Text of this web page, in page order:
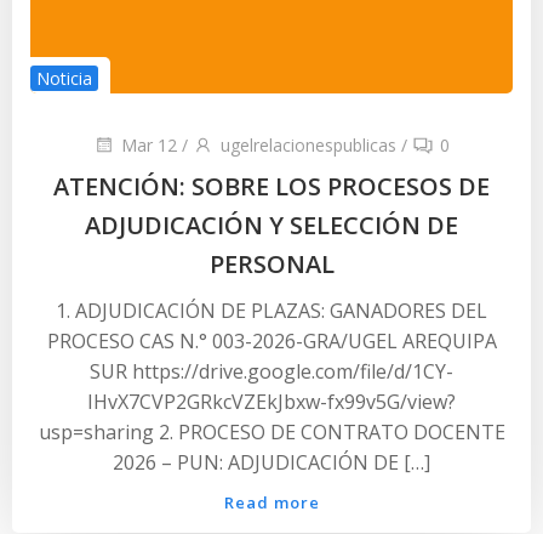
Noticia
Mar 12 / ugelrelacionespublicas / 0
ATENCIÓN: SOBRE LOS PROCESOS DE
ADJUDICACIÓN Y SELECCIÓN DE
PERSONAL
1. ADJUDICACIÓN DE PLAZAS: GANADORES DEL
PROCESO CAS N.° 003-2026-GRA/UGEL AREQUIPA
SUR https://drive.google.com/file/d/1CY-
IHvX7CVP2GRkcVZEkJbxw-fx99v5G/view?
usp=sharing 2. PROCESO DE CONTRATO DOCENTE
2026 – PUN: ADJUDICACIÓN DE […]
Read more